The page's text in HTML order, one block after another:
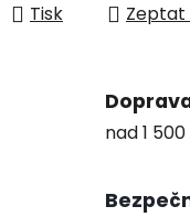
Tisk Zeptat
nad 1 500